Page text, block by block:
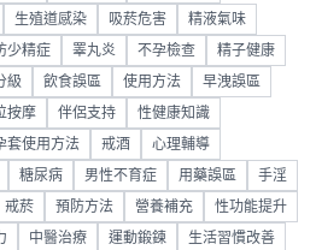
生殖道感染 吸菸危害 精液氣味
少精症 睪丸炎 不孕檢查 精子健康
級 飲食誤區 使用方法 早洩誤區
按摩 伴侶支持 性健康知識
套使用方法 戒酒 心理輔導
糖尿病 男性不育症 用藥誤區 手淫
戒菸 預防方法 營養補充 性功能提升
中醫治療 運動鍛鍊 生活習慣改善